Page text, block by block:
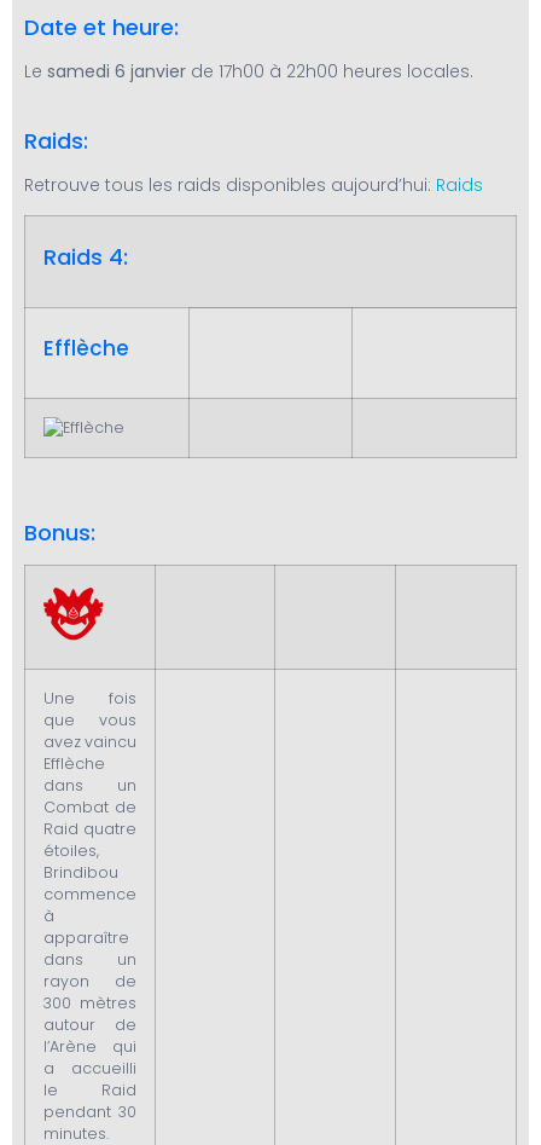
Date et heure:
Le samedi 6 janvier de 17h00 à 22h00 heures locales.
Raids:
Retrouve tous les raids disponibles aujourd’hui: Raids
Raids 4:
Efflèche
Bonus:
Une fois
que vous
avez vaincu
Efflèche
dans un
Combat de
Raid quatre
étoiles,
Brindibou
commence
à
apparaître
dans un
rayon de
300 mètres
autour de
l’Arène qui
a accueilli
le Raid
pendant 30
minutes.